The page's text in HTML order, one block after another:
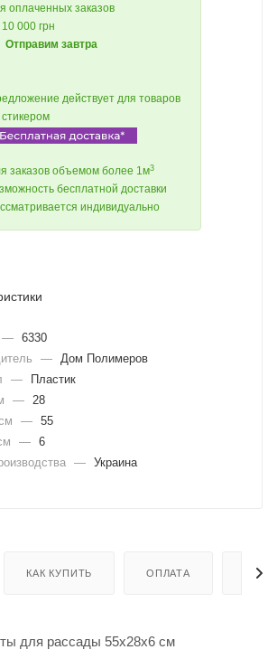
оплаченных заказов
000 грн
Отправим завтра
действует для товаров
стикером
заказов объемом более 1м3
бесплатной доставки
индивидуально
— 6330
—
Дом Полимеров
—
Пластик
—
28
— 55
— 6
— Украина
КАК КУПИТЬ ОПЛАТА
для рассады 55х28х6 см